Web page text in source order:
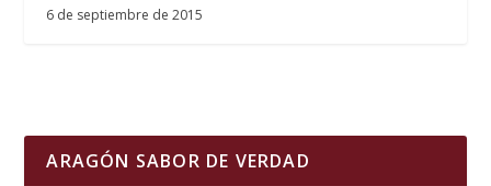
6 de septiembre de 2015
ARAGÓN SABOR DE VERDAD